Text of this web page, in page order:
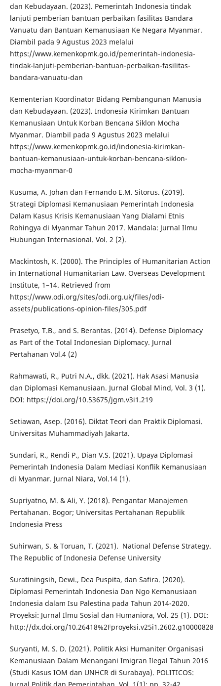
dan Kebudayaan. (2023). Pemerintah Indonesia tindak
lanjuti pemberian bantuan perbaikan fasilitas Bandara
Vanuatu dan Bantuan Kemanusiaan Ke Negara Myanmar.
Diambil pada 9 Agustus 2023 melalui
https://www.kemenkopmk.go.id/pemerintah-indonesia-
tindak-lanjuti-pemberian-bantuan-perbaikan-fasilitas-
bandara-vanuatu-dan
Kementerian Koordinator Bidang Pembangunan Manusia
dan Kebudayaan. (2023). Indonesia Kirimkan Bantuan
Kemanusiaan Untuk Korban Bencana Siklon Mocha
Myanmar. Diambil pada 9 Agustus 2023 melalui
https://www.kemenkopmk.go.id/indonesia-kirimkan-
bantuan-kemanusiaan-untuk-korban-bencana-siklon-
mocha-myanmar-0
Kusuma, A. Johan dan Fernando E.M. Sitorus. (2019).
Strategi Diplomasi Kemanusiaan Pemerintah Indonesia
Dalam Kasus Krisis Kemanusiaan Yang Dialami Etnis
Rohingya di Myanmar Tahun 2017. Mandala: Jurnal Ilmu
Hubungan Internasional. Vol. 2 (2).
Mackintosh, K. (2000). The Principles of Humanitarian Action
in International Humanitarian Law. Overseas Development
Institute, 1–14. Retrieved from
https://www.odi.org/sites/odi.org.uk/files/odi-
assets/publications-opinion-files/305.pdf
Prasetyo, T.B., and S. Berantas. (2014). Defense Diplomacy
as Part of the Total Indonesian Diplomacy. Jurnal
Pertahanan Vol.4 (2)
Rahmawati, R., Putri N.A., dkk. (2021). Hak Asasi Manusia
dan Diplomasi Kemanusiaan. Jurnal Global Mind, Vol. 3 (1).
DOI: https://doi.org/10.53675/jgm.v3i1.219
Setiawan, Asep. (2016). Diktat Teori dan Praktik Diplomasi.
Universitas Muhammadiyah Jakarta.
Sundari, R., Rendi P., Dian V.S. (2021). Upaya Diplomasi
Pemerintah Indonesia Dalam Mediasi Konflik Kemanusiaan
di Myanmar. Jurnal Niara, Vol.14 (1).
Supriyatno, M. & Ali, Y. (2018). Pengantar Manajemen
Pertahanan. Bogor; Universitas Pertahanan Republik
Indonesia Press
Suhirwan, S. & Toruan, T. (2021). National Defense Strategy.
The Republic of Indonesia Defense University
Suratiningsih, Dewi., Dea Puspita, dan Safira. (2020).
Diplomasi Pemerintah Indonesia Dan Ngo Kemanusiaan
Indonesia dalam Isu Palestina pada Tahun 2014-2020.
Proyeksi: Jurnal Ilmu Sosial dan Humaniora, Vol. 25 (1). DOI:
http://dx.doi.org/10.26418%2Fproyeksi.v25i1.2602.g10000828
Suryanti, M. S. D. (2021). Politik Aksi Humaniter Organisasi
Kemanusiaan Dalam Menangani Imigran Ilegal Tahun 2016
(Studi Kasus IOM dan UNHCR di Surabaya). POLITICOS: